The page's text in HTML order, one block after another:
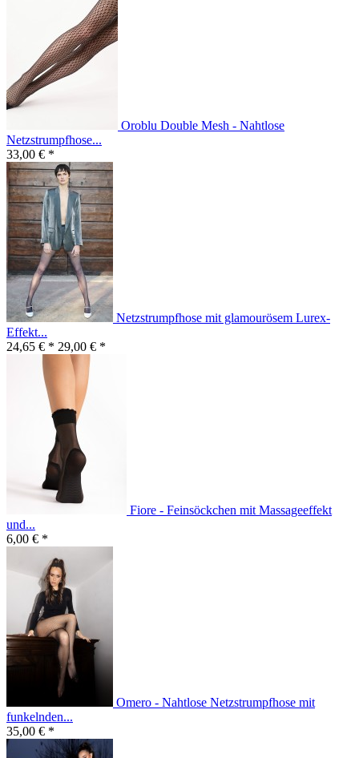
Oroblu Double Mesh - Nahtlose
Netzstrumpfhose...
33,00 € *
Netzstrumpfhose mit glamourösem Lurex-
Effekt...
24,65 € * 29,00 € *
Fiore - Feinsöckchen mit Massageeffekt
und...
6,00 € *
Omero - Nahtlose Netzstrumpfhose mit
funkelnden...
35,00 € *